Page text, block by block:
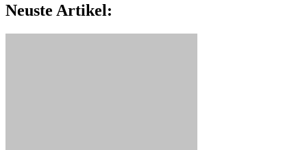
Neuste Artikel: